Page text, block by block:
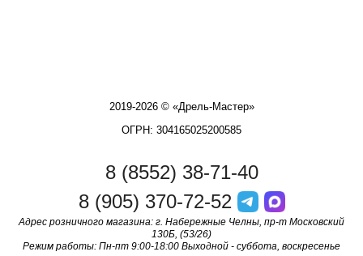
2019-2026 © «Дрель-Мастер»
ОГРН: 304165025200585
8 (8552) 38-71-40
8 (905) 370-72-52
Адрес розничного магазина: г. Набережные Челны, пр-т Московский
130Б, (53/26)
Режим работы: Пн-пт 9:00-18:00 Выходной - суббота, воскресенье